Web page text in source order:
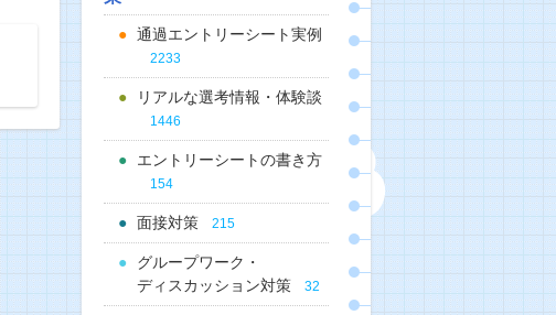
通過エントリーシート実例
2233
リアルな選考情報・体験談
1446
エントリーシートの書き方
154
面接対策 215
グループワーク・
ディスカッション対策
32